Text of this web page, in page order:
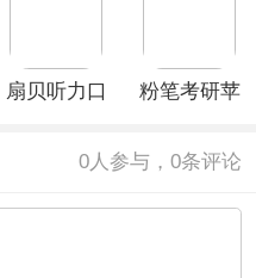
扇贝听力口
粉笔考研苹
0 人参与，0条评论